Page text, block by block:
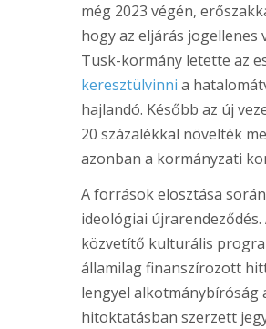
még 2023 végén,
hogy az eljárás
Tusk-kormány letette az
keresztülvinni a
hajlandó. Később az új
20 százalékkal növelték
azonban a kormányzati
A források elosztása
ideológiai
közvetítő kulturális
államilag finanszírozott
lengyel alkotmánybíróság
hitoktatásban szerzett